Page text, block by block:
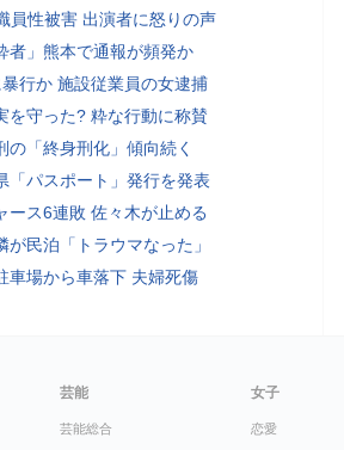
員性被害 出演者に怒りの声
者」熊本で通報が頻発か
行か 施設従業員の女逮捕
を守った? 粋な行動に称賛
の「終身刑化」傾向続く
「パスポート」発行を発表
ース6連敗 佐々木が止める
が民泊「トラウマなった」
車場から車落下 夫婦死傷
芸能
芸能総合
女子
恋愛